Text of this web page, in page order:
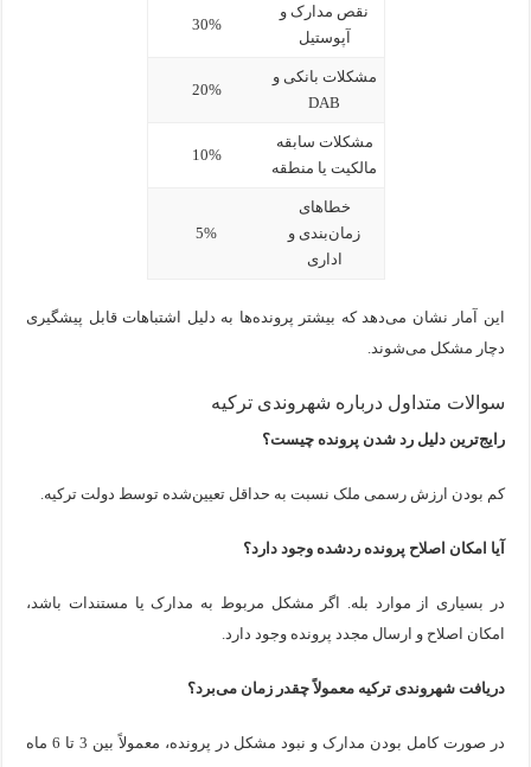
نقص مدارک و
آپوستیل
30%
مشکلات بانکی و
DAB
20%
مشکلات سابقه
مالکیت یا منطقه
10%
خطاهای
زمان‌بندی و
اداری
5%
این آمار نشان می‌دهد که بیشتر پرونده‌ها به دلیل اشتباهات قابل پیشگیری
دچار مشکل می‌شوند.
سوالات متداول درباره شهروندی ترکیه
رایج‌ترین دلیل رد شدن پرونده چیست؟
کم بودن ارزش رسمی ملک نسبت به حداقل تعیین‌شده توسط دولت ترکیه.
آیا امکان اصلاح پرونده ردشده وجود دارد؟
در بسیاری از موارد بله. اگر مشکل مربوط به مدارک یا مستندات باشد،
امکان اصلاح و ارسال مجدد پرونده وجود دارد.
دریافت شهروندی ترکیه معمولاً چقدر زمان می‌برد؟
در صورت کامل بودن مدارک و نبود مشکل در پرونده، معمولاً بین 3 تا 6 ماه